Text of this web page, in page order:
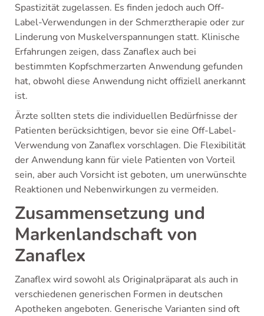
Spastizität zugelassen. Es finden jedoch auch Off-
Label-Verwendungen in der Schmerztherapie oder zur
Linderung von Muskelverspannungen statt. Klinische
Erfahrungen zeigen, dass Zanaflex auch bei
bestimmten Kopfschmerzarten Anwendung gefunden
hat, obwohl diese Anwendung nicht offiziell anerkannt
ist.
Ärzte sollten stets die individuellen Bedürfnisse der
Patienten berücksichtigen, bevor sie eine Off-Label-
Verwendung von Zanaflex vorschlagen. Die Flexibilität
der Anwendung kann für viele Patienten von Vorteil
sein, aber auch Vorsicht ist geboten, um unerwünschte
Reaktionen und Nebenwirkungen zu vermeiden.
Zusammensetzung und
Markenlandschaft von
Zanaflex
Zanaflex wird sowohl als Originalpräparat als auch in
verschiedenen generischen Formen in deutschen
Apotheken angeboten. Generische Varianten sind oft